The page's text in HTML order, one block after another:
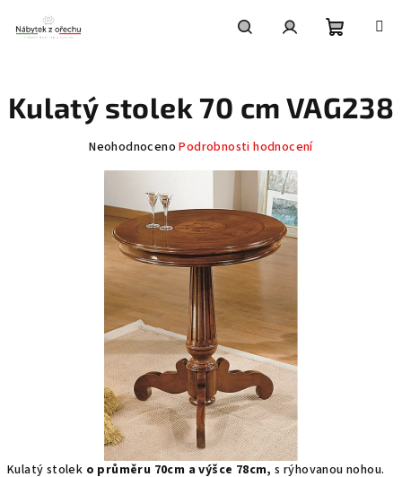
obsah
košík
Kulatý stolek o průměru 70cm a výšce 78cm,s rýhovanou nohou.
Kulatý stolek 70 cm VAG238
Průměrné
0,0
hvězdiček.
Neohodnoceno Podrobnosti hodnocení